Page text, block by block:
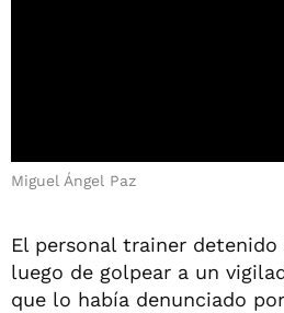
Miguel Ángel Paz
El personal trainer detenido
luego de golpear a un
que lo había denunciado